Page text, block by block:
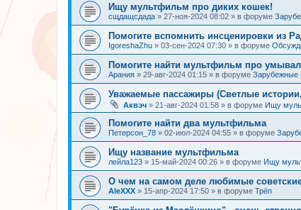
Ищу мультфильм про диких кошек!
сщдащсдада » 27-ноя-2024 08:02 » в форуме
Помогите вспомнить инсценировки из
IgoreshaZhu » 03-сен-2024 07:30 » в форуме
Помогите найти мультфильм про
Арания » 29-авг-2024 01:15 » в форуме
Уважаемые пассажиры (Светлые
Аквэч » 21-авг-2024 01:58 » в форуме Ищу
Помогите найти два мультфильма
Петерсон_78 » 02-июл-2024 04:55 » в форуме
Ищу название мультфильма
лейла123 » 15-май-2024 00:26 » в форуме Ищу
О чем на самом деле любимые
AleXXX » 15-апр-2024 17:50 » в форуме Трёп